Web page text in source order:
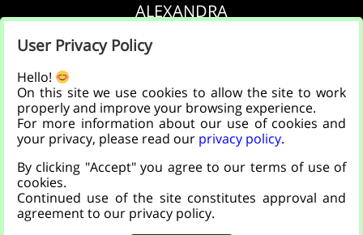
ALEXANDRA
הצהרת נגישות
|
מדיניות פרטיות
User Privacy Policy
Hello!
On this site we use cookies to allow the site to work
properly and improve your browsing experience.
For more information about our use of cookies and
your privacy, please read our privacy policy.
By clicking "Accept" you agree to our terms of use of
cookies.
Continued use of the site constitutes approval and
agreement to our privacy policy.